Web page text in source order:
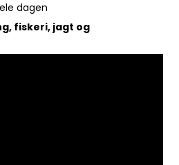
dagen
fiskeri, jagt og